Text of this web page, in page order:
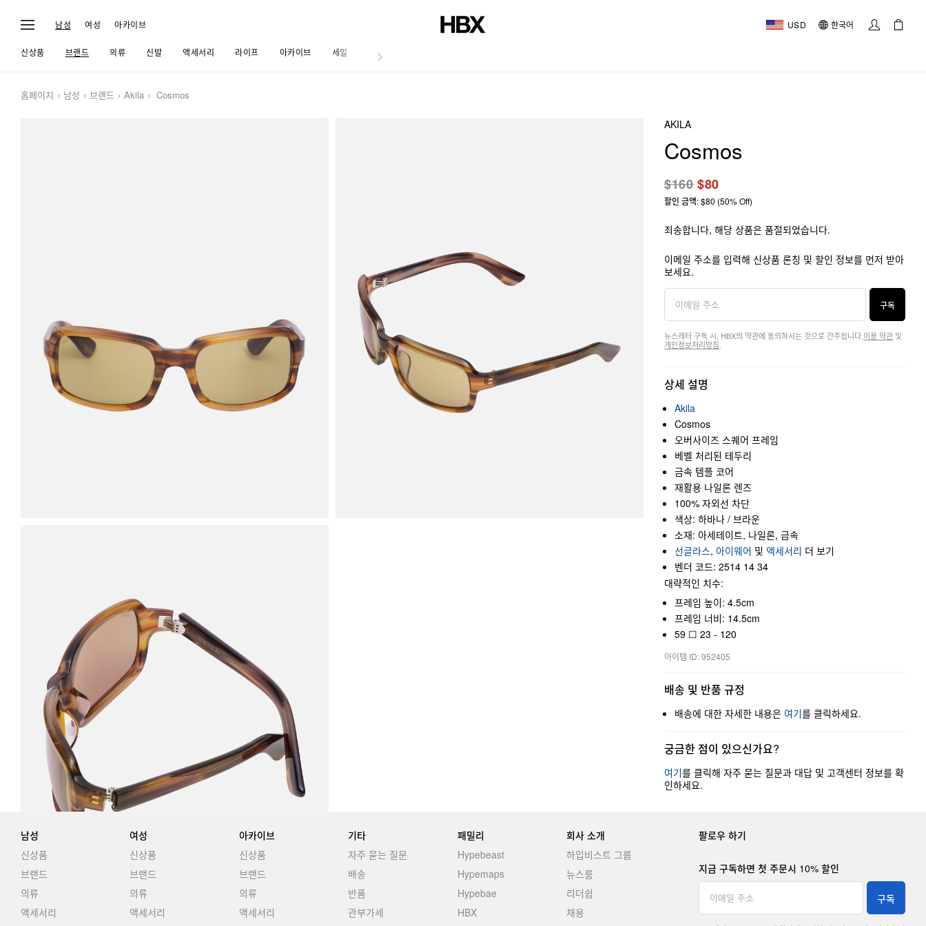
남성 여성 아카이브 USD 한국어
신상품 브랜드 의류 신발 액세서리 라이프 아카이브 세일 저널
홈페이지 남성 브랜드 Akila Cosmos
AKILA
Cosmos
$160$80
할인 금액: $80 (50% Off)
죄송합니다, 해당 상품은 품절되었습니다.
이메일 주소를 입력해 신상품 론칭 및 할인 정보를 먼저 받아
보세요.
구독
뉴스레터 구독 시, HBX의 약관에 동의하시는 것으로 간주됩니다. 이용 약관 및
개인정보처리방침
상세 설명
Akila
Cosmos
오버사이즈 스퀘어 프레임
베벨 처리된 테두리
금속 템플 코어
재활용 나일론 렌즈
100% 자외선 차단
색상: 하바나 / 브라운
소재: 아세테이트, 나일론, 금속
선글라스, 아이웨어 및 액세서리 더 보기
벤더 코드: 2514 14 34
대략적인 치수:
프레임 높이: 4.5cm
프레임 너비: 14.5cm
59 ☐ 23 - 120
아이템 ID: 952405
배송 및 반품 규정
배송에 대한 자세한 내용은 여기를 클릭하세요.
궁금한 점이 있으신가요?
여기를 클릭해 자주 묻는 질문과 대답 및 고객센터 정보를 확
인하세요.
남성
신상품
브랜드
의류
액세서리
여성
신상품
브랜드
의류
액세서리
아카이브
신상품
브랜드
의류
액세서리
기타
자주 묻는 질문
배송
반품
관부가세
패밀리
Hypebeast
Hypemaps
Hypebae
HBX
회사 소개
하입비스트 그룹
뉴스룸
리더쉽
채용
팔로우 하기
지금 구독하면 첫 주문시 10% 할인
구독